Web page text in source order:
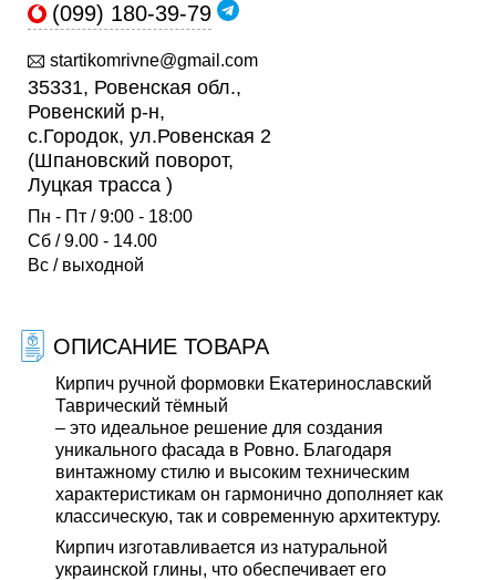
(099) 180-39-79
startikomrivne@gmail.com
35331, Ровенская обл.,
Ровенский р-н,
с.Городок, ул.Ровенская 2
(Шпановский поворот,
Луцкая трасса )
Пн - Пт / 9:00 - 18:00
Сб / 9.00 - 14.00
Вс / выходной
ОПИСАНИЕ ТОВАРА
Кирпич ручной формовки Екатеринославский
Таврический тёмный
– это идеальное решение для создания
уникального фасада в Ровно. Благодаря
винтажному стилю и высоким техническим
характеристикам он гармонично дополняет как
классическую, так и современную архитектуру.
Кирпич изготавливается из натуральной
украинской глины, что обеспечивает его